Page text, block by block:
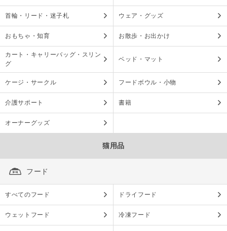
首輪・リード・迷子札 ウェア・グッズ
おもちゃ・知育 お散歩・お出かけ
カート・キャリーバッグ・スリン
グ
ベッド・マット
ケージ・サークル フードボウル・小物
介護サポート 書籍
オーナーグッズ
猫用品
フード
すべてのフード ドライフード
ウェットフード 冷凍フード